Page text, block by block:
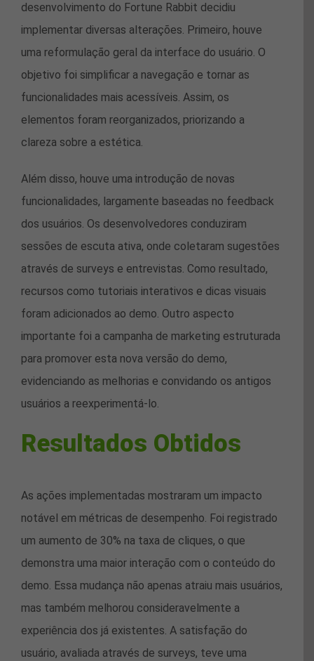
desenvolvimento do Fortune Rabbit decidiu
implementar diversas alterações. Primeiro, houve
uma reformulação geral da interface do usuário. O
objetivo foi simplificar a navegação e tornar as
funcionalidades mais acessíveis. Assim, os
elementos foram reorganizados, priorizando a
clareza sobre a estética.
Além disso, houve uma introdução de novas
funcionalidades, largamente baseadas no feedback
dos usuários. Os desenvolvedores conduziram
sessões de escuta ativa, onde coletaram sugestões
através de surveys e entrevistas. Como resultado,
recursos como tutoriais interativos e dicas visuais
foram adicionados ao demo. Outro aspecto
importante foi a campanha de marketing estruturada
para promover esta nova versão do demo,
evidenciando as melhorias e convidando os antigos
usuários a reexperimentá-lo.
Resultados Obtidos
As ações implementadas mostraram um impacto
notável em métricas de desempenho. Foi registrado
um aumento de 30% na taxa de cliques, o que
demonstra uma maior interação com o conteúdo do
demo. Essa mudança não apenas atraiu mais usuários,
mas também melhorou consideravelmente a
experiência dos já existentes. A satisfação do
usuário, avaliada através de surveys, teve uma